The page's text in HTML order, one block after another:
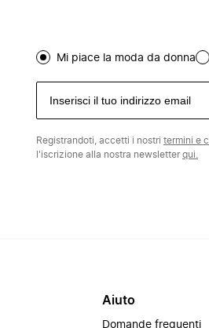
Mi piace la moda da donna
Registrandoti, accetti i nostri termini e
l'iscrizione alla nostra newsletterqui.
Aiuto
Domande frequenti